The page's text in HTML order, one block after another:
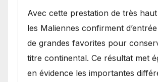
Avec cette prestation de très
les Maliennes confirment
de grandes favorites pour
titre continental. Ce résultat met
en évidence les importantes